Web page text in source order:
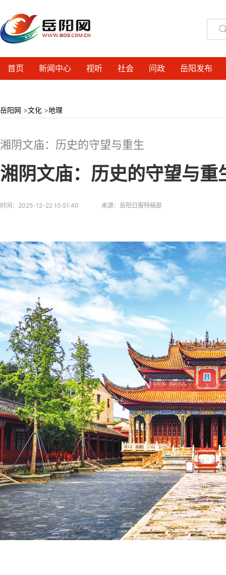
首页 新闻中心 视听 社会 问政 岳阳发布
岳阳网 >文化 >地理
湘阴文庙：历史的守望与重生
湘阴文庙：历史的守望与重
时间： 2025-12-22 10:51:40 来源： 岳阳日报特稿部